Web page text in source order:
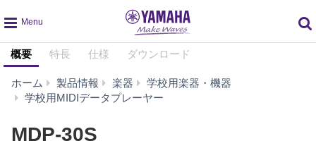
global
navigation
概要 特長 仕様 ダウンロード
ホーム 製品情報 楽器
学校用楽器・機器
学校用MIDIデータプレーヤー
MDP-30S